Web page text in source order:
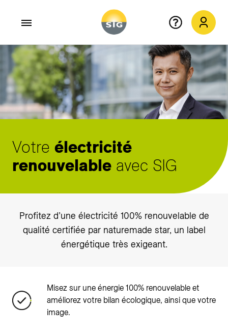
Aller au contenu principal
Votre électricité
renouvelable avec SIG
Profitez d’une électricité 100% renouvelable de
qualité certifiée par naturemade star, un label
énergétique très exigeant.
Misez sur une énergie 100% renouvelable et
améliorez votre bilan écologique, ainsi que votre
image.